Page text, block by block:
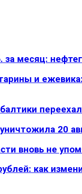
за месяц:
и
20
вновь не
как